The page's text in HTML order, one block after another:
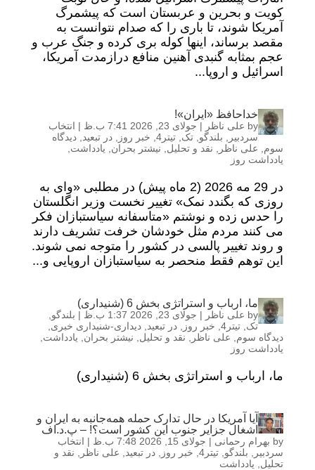
کویت و بحرین و عربستان است که پیشمرگ
آمریکا شوند، تا باری را که صدام نتوانست به
مقصد برساند، اینها کوله بری کرده و جنگ عرب و
عجم بمثابه گنبدی آهنین منافع درازمدت آمریکا،
اسرائیل و اروپا...
خداحافظ «ایران»!
by علی ناظر | جولای 23, 2026 7:41 ب.ظ | انتخاب
سردبیر
بلندگو تک تیتر4 , خبر روز در تبعید
دیدگاه
سوم
علی ناظر نقد و تحلیل نیشتر بحران یادداشت
یادداشت روز
در 29 مه 2026 (2 ماه پیش) در مطلبی «وای به
روزی که بگندد نمک» تغییر نخست وزیر انگلستان
را حدس زده و نوشتم «متاسفانه سیاستبازان فکر
می کنند مردم مثل خودشان خرفت تشریف دارند
و روند تغییر پالسی در کشور را متوجه نمی شوند.
این توهم فقط منحصر به سیاستبازان اروپایی و...
ما، ارباب و استراتژی بخش 6 (شنیداری)
by علی ناظر | جولای 23, 2026 1:37 ب.ظ | بلندگو
تک تیتر4 , خبر روز در تبعید دیداری-شنیداری خبری
دیدگاه سوم
علی ناظر نقد و تحلیل نیشتر بحران یادداشت
یادداشت روز
ما، ارباب و استراتژی بخش 6 (شنیداری)
آیا آمریکا در حال تدارک حمله همه‌جانبه به ایران و
اشغال جزایر جنوب این کشور است؟! – پ.د.اف
by بهرام رحمانی | جولای 15, 2026 7:48 ب.ظ | انتخاب
سردبیر
بلندگو تیتر4 , خبر روز در تبعید علی ناظر
نقد و
تحلیل
یادداشت